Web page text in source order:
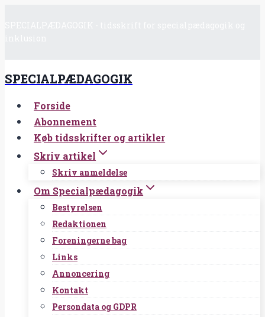
SPECIALPÆDAGOGIK
Forside
Abonnement
Køb tidsskrifter og artikler
Skriv artikel
Skriv anmeldelse
Om Specialpædagogik
Bestyrelsen
Redaktionen
Foreningerne bag
Links
Annoncering
Kontakt
Persondata og GDPR